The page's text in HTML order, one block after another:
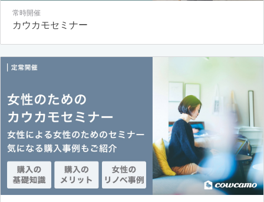
常時開催
カウカモセミナー